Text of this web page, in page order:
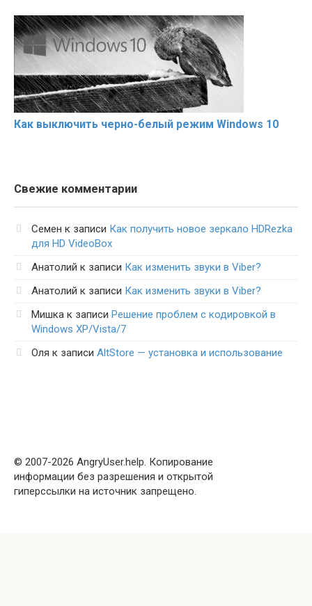
Как выключить черно-белый режим Windows 10
Свежие комментарии
Семен к записи Как получить новое зеркало HDRezka
для HD VideoBox
Анатолий к записи Как изменить звуки в Viber?
Анатолий к записи Как изменить звуки в Viber?
Мишка к записи Решение проблем с кодировкой в
Windows XP/Vista/7
Оля к записи AltStore — установка и использование
© 2007-2026 AngryUser.help. Копирование
информации без разрешения и открытой
гиперссылки на источник запрещено.